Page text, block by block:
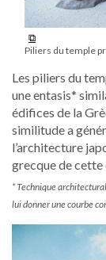
Piliers du temple
Les piliers du
une entasis*
édifices de la
similitude a
l’architecture
grecque de cette
* Technique
lui donner une courbe